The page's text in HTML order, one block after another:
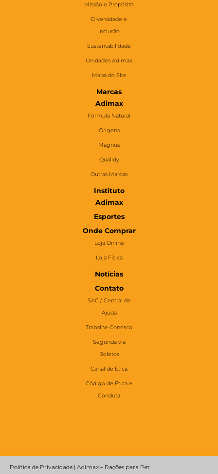
Missão e Propósito
Diversidade e
Inclusão
Sustentabilidade
Unidades Adimax
Mapa do Site
Marcas
Adimax
Fórmula Natural
Origens
Magnus
Qualidy
Outras Marcas
Instituto
Adimax
Esportes
Onde Comprar
Loja Online
Loja Física
Notícias
Contato
SAC / Central de
Ajuda
Trabalhe Conosco
Segunda via
Boletos
Canal de Ética
Código de Ética e
Conduta
Política de Privacidade | Adimax – Rações para Pet